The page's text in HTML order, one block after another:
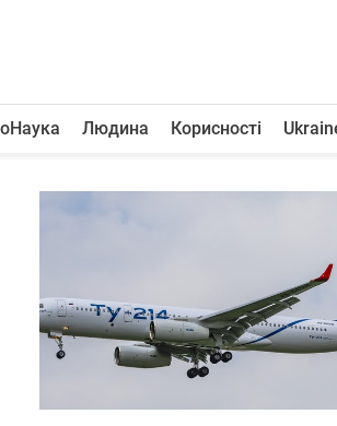
Людина Корисності